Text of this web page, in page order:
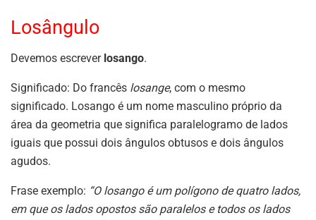
Losângulo
Devemos escrever losango.
Significado: Do francês losange, com o mesmo
significado. Losango é um nome masculino próprio da
área da geometria que significa paralelogramo de lados
iguais que possui dois ângulos obtusos e dois ângulos
agudos.
Frase exemplo: “O losango é um polígono de quatro lados,
em que os lados opostos são paralelos e todos os lados